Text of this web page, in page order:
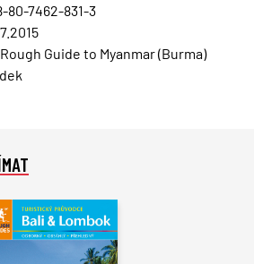
80-7462-831-3
Guide to Myanmar (Burma)